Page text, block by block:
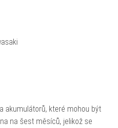
akumulátorů, které mohou být
na šest měsíců, jelikož se